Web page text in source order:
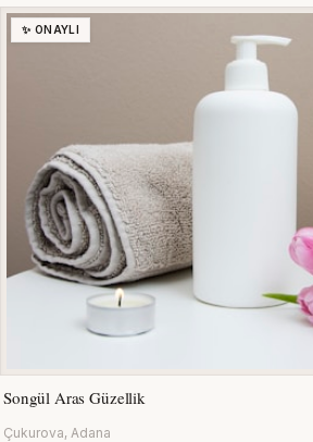
✨ ONAYLI
Songül Aras Güzellik
Çukurova, Adana